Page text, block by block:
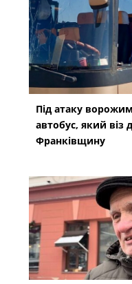
Під атаку
автобус, який віз
Франківщину